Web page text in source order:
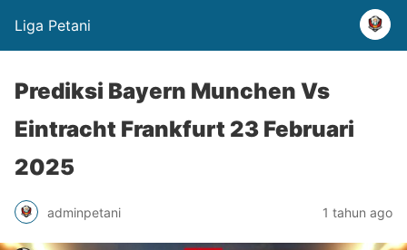
Liga Petani
Prediksi Bayern Munchen Vs
Eintracht Frankfurt 23 Februari
2025
adminpetani 1 tahun ago